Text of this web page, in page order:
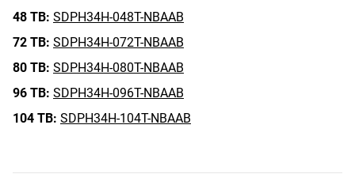
48 TB: SDPH34H-048T-NBAAB
72 TB: SDPH34H-072T-NBAAB
80 TB: SDPH34H-080T-NBAAB
96 TB: SDPH34H-096T-NBAAB
104 TB: SDPH34H-104T-NBAAB